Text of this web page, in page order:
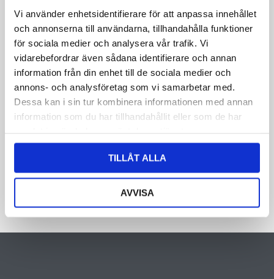
Vi använder enhetsidentifierare för att anpassa innehållet
och annonserna till användarna, tillhandahålla funktioner
för sociala medier och analysera vår trafik. Vi
vidarebefordrar även sådana identifierare och annan
information från din enhet till de sociala medier och
annons- och analysföretag som vi samarbetar med.
Dessa kan i sin tur kombinera informationen med annan
information som du har tillhandahållit eller som de har
TILLÅT ALLA
AVVISA
Genom att skicka formuläret godkänner du att vi sparar
information om dig. Läs mer om hur vi behandlar dina
personuppgifter i vår integritetspolicy.